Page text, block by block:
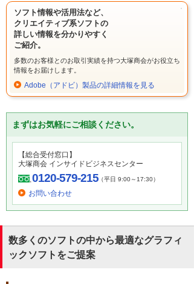
ソフト情報や活用法など、
クリエイティブ系ソフトの
詳しい情報を分かりやすく
ご紹介。
多数のお客様とのお取引実績を持つ大塚商会がお役立ち
情報をお届けします。
Adobe（アドビ）製品の詳細情報を見る
まずはお気軽にご相談ください。
【総合受付窓口】
大塚商会 インサイドビジネスセンター
0120-579-215（平日 9:00～17:30）
お問い合わせ
数多くのソフトの中から最適なグラフィ
ックソフトをご提案